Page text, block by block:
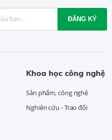
ĐĂNG KÝ
Khoa học công nghệ
Sản phẩm, công nghệ
Nghiên cứu - Trao đổi